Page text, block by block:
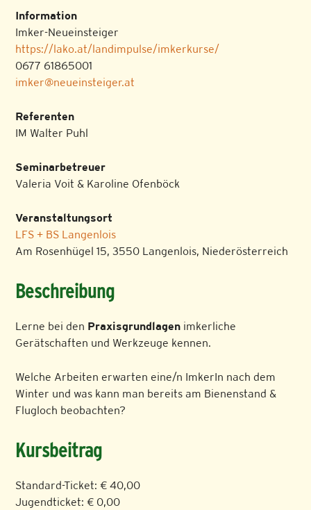
Information
Imker-Neueinsteiger
https://lako.at/landimpulse/imkerkurse/
0677 61865001
imker@neueinsteiger.at
Referenten
IM Walter Puhl
Seminarbetreuer
Valeria Voit & Karoline Ofenböck
Veranstaltungsort
LFS + BS Langenlois
Am Rosenhügel 15, 3550 Langenlois, Niederösterreich
Beschreibung
Lerne bei den Praxisgrundlagen imkerliche
Gerätschaften und Werkzeuge kennen.
Welche Arbeiten erwarten eine/n ImkerIn nach dem
Winter und was kann man bereits am Bienenstand &
Flugloch beobachten?
Kursbeitrag
Standard-Ticket: € 40,00
Jugendticket: € 0,00